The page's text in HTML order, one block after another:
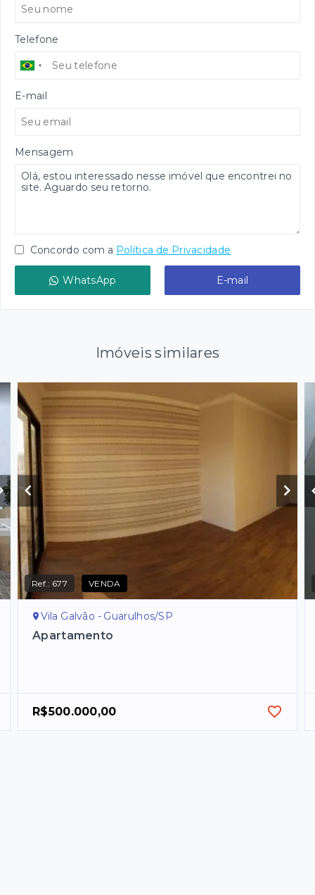
Telefone
E-mail
Mensagem
Concordo com a Política de Privacidade
WhatsApp E-mail
Imóveis similares
Ref.: 677 VENDA
Vila Galvão - Guarulhos/SP
Apartamento
R$500.000,00